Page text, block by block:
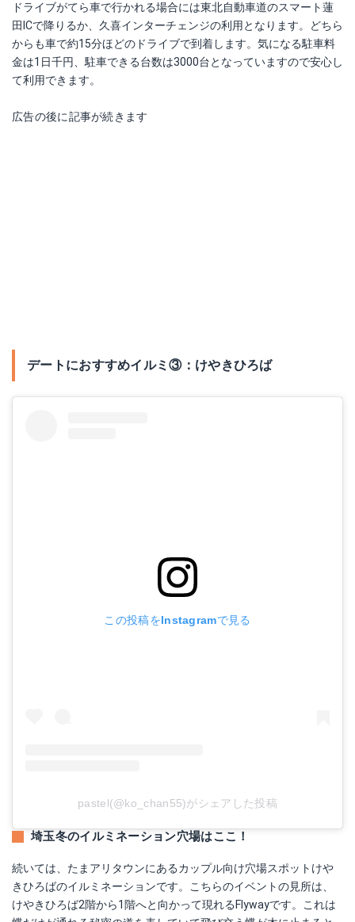
ドライブがてら車で行かれる場合には東北自動車道のスマート蓮
田ICで降りるか、久喜インターチェンジの利用となります。どちら
からも車で約15分ほどのドライブで到着します。気になる駐車料
金は1日千円、駐車できる台数は3000台となっていますので安心し
て利用できます。
広告の後に記事が続きます
デートにおすすめイルミ③：けやきひろば
この投稿をInstagramで見る
pastel(@ko_chan55)がシェアした投稿
埼玉冬のイルミネーション穴場はここ！
続いては、たまアリタウンにあるカップル向け穴場スポットけや
きひろばのイルミネーションです。こちらのイベントの見所は、
けやきひろば2階から1階へと向かって現れるFlywayです。これは